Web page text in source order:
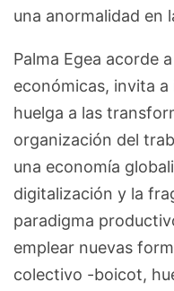
una anormalidad en
Palma Egea acorde
económicas, invita
huelga a las
organización del
una economía
digitalización y la
paradigma
emplear nuevas
colectivo -boicot,